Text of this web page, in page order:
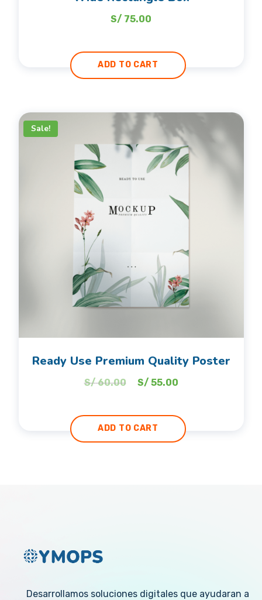
S/ 75.00
ADD TO CART
Sale!
Ready Use Premium Quality Poster
S/60.00 S/ 55.00
ADD TO CART
Desarrollamos soluciones digitales que ayudaran a